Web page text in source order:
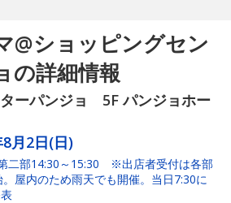
@ショッピングセン
の詳細情報
ーパンジョ 5F パンジョホー
月2日(日)
二部14:30～15:30 ※出店者受付は各部
屋内のため雨天でも開催。当日7:30に